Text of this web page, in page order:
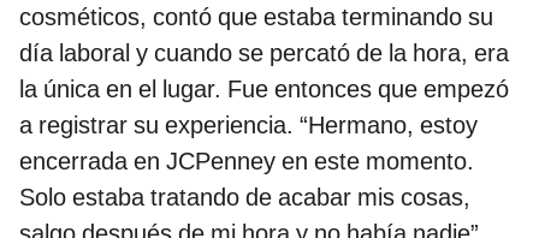
cosméticos, contó que estaba terminando su
día laboral y cuando se percató de la hora, era
la única en el lugar. Fue entonces que empezó
a registrar su experiencia. “Hermano, estoy
encerrada en JCPenney en este momento.
Solo estaba tratando de acabar mis cosas,